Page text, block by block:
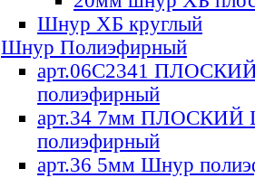
Шнур ХБ круглый
Шнур Полиэфирный
арт.06С2341
полиэфирный
арт.34 7мм ПЛОСКИЙ
полиэфирный
арт.36 5мм Шнур